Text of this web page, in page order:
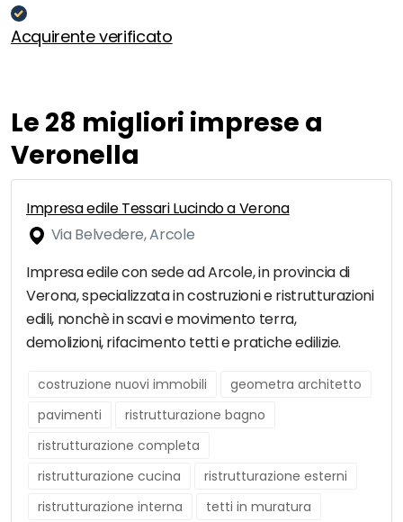
Acquirente verificato
Le 28 migliori imprese a
Veronella
Impresa edile Tessari Lucindo a Verona
Via Belvedere, Arcole
Impresa edile con sede ad Arcole, in provincia di
Verona, specializzata in costruzioni e ristrutturazioni
edili, nonchè in scavi e movimento terra,
demolizioni, rifacimento tetti e pratiche edilizie.
costruzione nuovi immobili
geometra architetto
pavimenti
ristrutturazione bagno
ristrutturazione completa
ristrutturazione cucina
ristrutturazione esterni
ristrutturazione interna
tetti in muratura